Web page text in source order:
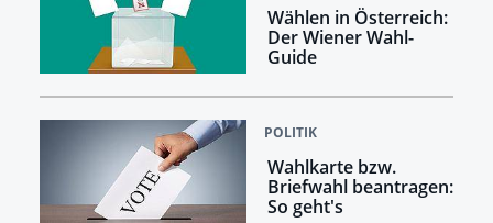
Wählen in Österreich:
Der Wiener Wahl-
Guide
POLITIK
Wahlkarte bzw.
Briefwahl beantragen:
So geht's